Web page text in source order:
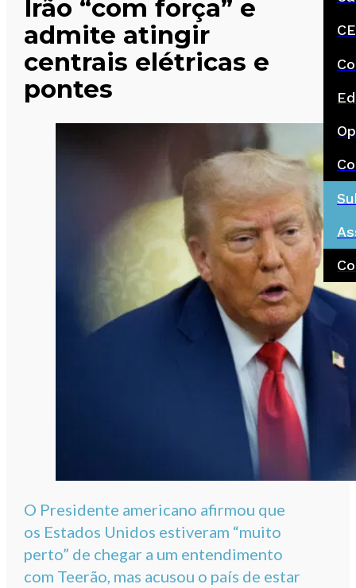
Irão “com força” e
admite atingir
centrais elétricas e
pontes
O Presidente americano afirmou que
os Estados Unidos estiveram “muito
perto” de chegar a um entendimento
com Teerão, mas acusou o país de estar